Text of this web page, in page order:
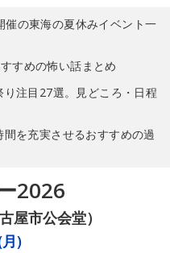
の東海の夏休みイベント一
すめの怖い話まとめ
り注目27選。見どころ・日程
間を充実させるおすすめの過
2026
屋市公会堂）
)